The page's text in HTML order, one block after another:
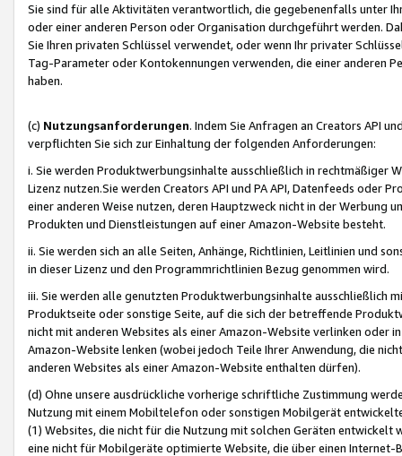
Sie sind für alle Aktivitäten verantwortlich, die gegebenenfalls unter
oder einer anderen Person oder Organisation durchgeführt werden.
Sie Ihren privaten Schlüssel verwendet, oder wenn Ihr privater
Tag-Parameter oder Kontokennungen verwenden, die einer anderen
haben.
(c) Nutzungsanforderungen. Indem Sie Anfragen an Creators API
verpflichten Sie sich zur Einhaltung der folgenden Anforderungen:
i. Sie werden Produktwerbungsinhalte ausschließlich in rechtmäßiger
Lizenz nutzen.Sie werden Creators API und PA API, Datenfeeds oder
einer anderen Weise nutzen, deren Hauptzweck nicht in der Werbung
Produkten und Dienstleistungen auf einer Amazon-Website besteht.
ii. Sie werden sich an alle Seiten, Anhänge, Richtlinien, Leitlinien und
in dieser Lizenz und den Programmrichtlinien Bezug genommen wird.
iii. Sie werden alle genutzten Produktwerbungsinhalte ausschließlich
Produktseite oder sonstige Seite, auf die sich der betreffende
nicht mit anderen Websites als einer Amazon-Website verlinken oder
Amazon-Website lenken (wobei jedoch Teile Ihrer Anwendung, die
anderen Websites als einer Amazon-Website enthalten dürfen).
(d) Ohne unsere ausdrückliche vorherige schriftliche Zustimmung
Nutzung mit einem Mobiltelefon oder sonstigen Mobilgerät
(1) Websites, die nicht für die Nutzung mit solchen Geräten
eine nicht für Mobilgeräte optimierte Website, die über einen